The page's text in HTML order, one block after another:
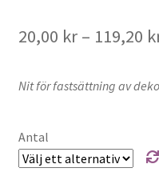
Vinyltryck
20,00 kr– 119,20
Nit för fastsättning av
Antal